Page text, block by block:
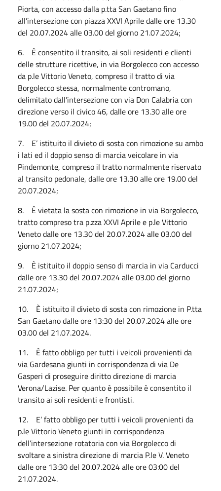
Piorta, con accesso dalla p.tta San Gaetano fino
all’intersezione con piazza XXVI Aprile dalle ore 13.30
del 20.07.2024 alle 03.00 del giorno 21.07.2024;
6. È consentito il transito, ai soli residenti e clienti
delle strutture ricettive, in via Borgolecco con accesso
da p.le Vittorio Veneto, compreso il tratto di via
Borgolecco stessa, normalmente contromano,
delimitato dall’intersezione con via Don Calabria con
direzione verso il civico 46, dalle ore 13.30 alle ore
19.00 del 20.07.2024;
7. E’ istituito il divieto di sosta con rimozione su ambo
i lati ed il doppio senso di marcia veicolare in via
Pindemonte, compreso il tratto normalmente riservato
al transito pedonale, dalle ore 13.30 alle ore 19.00 del
20.07.2024;
8. È vietata la sosta con rimozione in via Borgolecco,
tratto compreso tra p.zza XXVI Aprile e p.le Vittorio
Veneto dalle ore 13.30 del 20.07.2024 alle 03.00 del
giorno 21.07.2024;
9. È istituito il doppio senso di marcia in via Carducci
dalle ore 13.30 del 20.07.2024 alle 03.00 del giorno
21.07.2024;
10. È istituito il divieto di sosta con rimozione in P.tta
San Gaetano dalle ore 13:30 del 20.07.2024 alle ore
03.00 del 21.07.2024.
11. È fatto obbligo per tutti i veicoli provenienti da
via Gardesana giunti in corrispondenza di via De
Gasperi di proseguire diritto direzione di marcia
Verona/Lazise. Per quanto è possibile è consentito il
transito ai soli residenti e frontisti.
12. E’ fatto obbligo per tutti i veicoli provenienti da
p.le Vittorio Veneto giunti in corrispondenza
dell’intersezione rotatoria con via Borgolecco di
svoltare a sinistra direzione di marcia P.le V. Veneto
dalle ore 13:30 del 20.07.2024 alle ore 03:00 del
21.07.2024.